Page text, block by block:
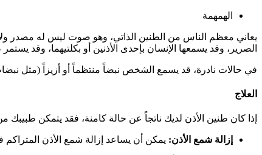
الهمهمة
يعاني معظم الناس من الطنين الذاتي، وهو صوت ليس له مصدر
الصرير، وقد يسمعها الإنسان بإحدى الأذنين أو بكلتيهما، وقد
في حالات نادرة، قد يسمع الشخص نبضاً منتظماً أو أزيزاً (مثل
العلاج
إذا كان طنين الأذن لديك ناتجاً عن حالة كامنة، فقد يتمكن
إزالة شمع الأذن: يمكن أن يساعد إزالة شمع الأذن